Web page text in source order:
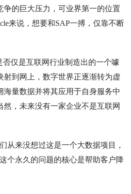
争的巨大压力，可业界第一的位置
来说，想要和SAP一搏，仅靠不断
否仅是互联网行业制造出的一个噱
射到网上，数字世界正逐渐转为虚
海量数据并将其应用于自身服务中
然，未来没有一家企业不是互联网
从来没想过这是一个大数据项目，
个永久的问题的核心是帮助客户降